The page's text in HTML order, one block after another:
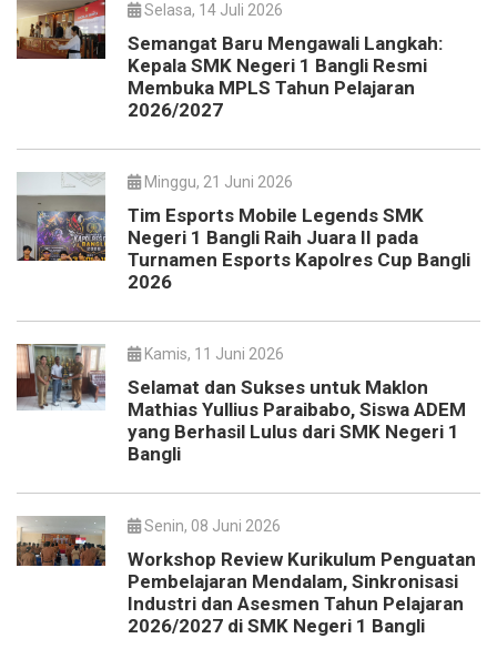
Selasa, 14 Juli 2026
Semangat Baru Mengawali Langkah:
Kepala SMK Negeri 1 Bangli Resmi
Membuka MPLS Tahun Pelajaran
2026/2027
Minggu, 21 Juni 2026
Tim Esports Mobile Legends SMK
Negeri 1 Bangli Raih Juara II pada
Turnamen Esports Kapolres Cup Bangli
2026
Kamis, 11 Juni 2026
Selamat dan Sukses untuk Maklon
Mathias Yullius Paraibabo, Siswa ADEM
yang Berhasil Lulus dari SMK Negeri 1
Bangli
Senin, 08 Juni 2026
Workshop Review Kurikulum Penguatan
Pembelajaran Mendalam, Sinkronisasi
Industri dan Asesmen Tahun Pelajaran
2026/2027 di SMK Negeri 1 Bangli